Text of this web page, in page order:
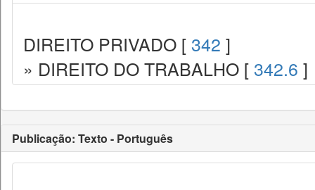
DIREITO PRIVADO [ 342 ]
» DIREITO DO TRABALHO [ 342.6 ]
Publicação: Texto - Português